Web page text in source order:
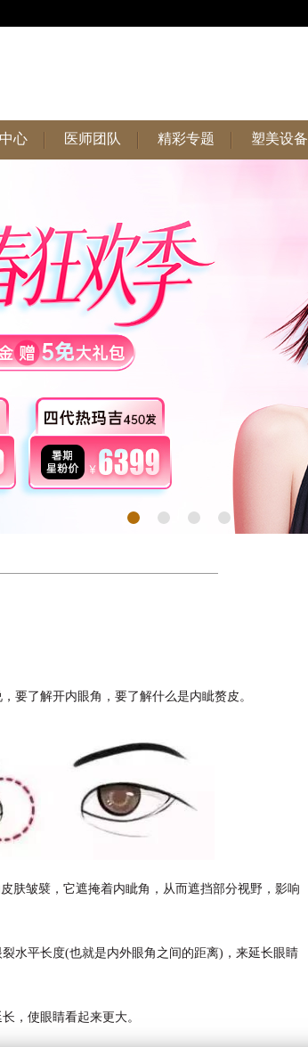
心 医师团队 精彩专题 塑美设备
要了解开内眼角，要了解什么是内眦赘皮。
肤皱襞，它遮掩着内眦角，从而遮挡部分视野，影响
水平长度(也就是内外眼角之间的距离)，来延长眼睛
，使眼睛看起来更大。